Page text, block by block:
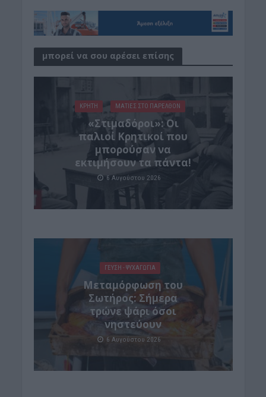
μπορεί να σου αρέσει επίσης
ΚΡΗΤΗ ΜΑΤΙΕΣ ΣΤΟ ΠΑΡΕΛΘΟΝ
«Στιμαδόροι»: Οι
παλιοί Κρητικοί που
μπορούσαν να
εκτιμήσουν τα πάντα!
6 Αυγούστου 2026
ΓΕΎΣΗ - ΨΥΧΑΓΩΓΊΑ
Μεταμόρφωση του
Σωτήρος: Σήμερα
τρώνε ψάρι όσοι
νηστεύουν
6 Αυγούστου 2026